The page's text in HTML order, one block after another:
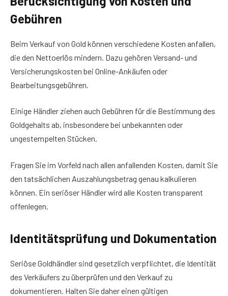
Gebühren
Beim Verkauf von Gold können verschiedene Kosten anfallen,
die den Nettoerlös mindern. Dazu gehören Versand- und
Versicherungskosten bei Online-Ankäufen oder
Bearbeitungsgebühren.
Einige Händler ziehen auch Gebühren für die Bestimmung des
Goldgehalts ab, insbesondere bei unbekannten oder
ungestempelten Stücken.
Fragen Sie im Vorfeld nach allen anfallenden Kosten, damit Sie
den tatsächlichen Auszahlungsbetrag genau kalkulieren
können. Ein seriöser Händler wird alle Kosten transparent
offenlegen.
Identitätsprüfung und Dokumentation
Seriöse Goldhändler sind gesetzlich verpflichtet, die Identität
des Verkäufers zu überprüfen und den Verkauf zu
dokumentieren. Halten Sie daher einen gültigen